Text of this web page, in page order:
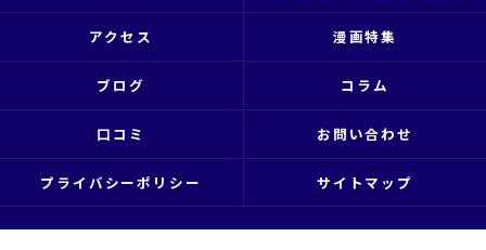
アクセス 漫画特集
ブログ コラム
口コミ お問い合わせ
プライバシーポリシー サイトマップ